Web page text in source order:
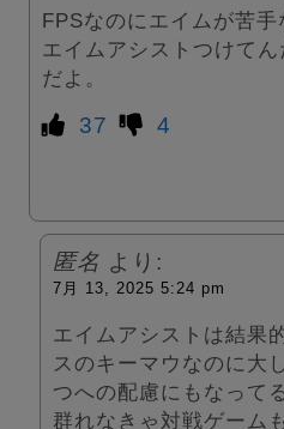
FPSなのにエイムが苦
エイムアシストつけて
だよ。
37 4
匿名 より:
7月 13, 2025 5:24 pm
エイムアシストは結果
スのキーマウなのに大
つへの配慮にもなって
群れなきゃ対戦ゲーム